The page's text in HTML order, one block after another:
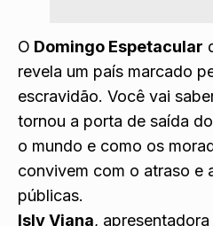
O Domingo Espetacular
revela um país marcado
escravidão. Você vai
tornou a porta de saída
o mundo e como os
convivem com o atraso e
públicas.
Isly Viana,